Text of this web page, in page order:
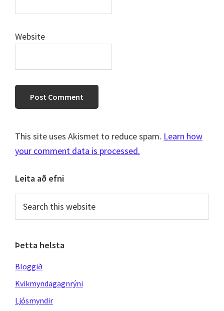
Website
This site uses Akismet to reduce spam. Learn how
your comment data is processed.
Primary
Sidebar
Leita að efni
this
Þetta helsta
Bloggið
Kvikmyndagagnrýni
Ljósmyndir